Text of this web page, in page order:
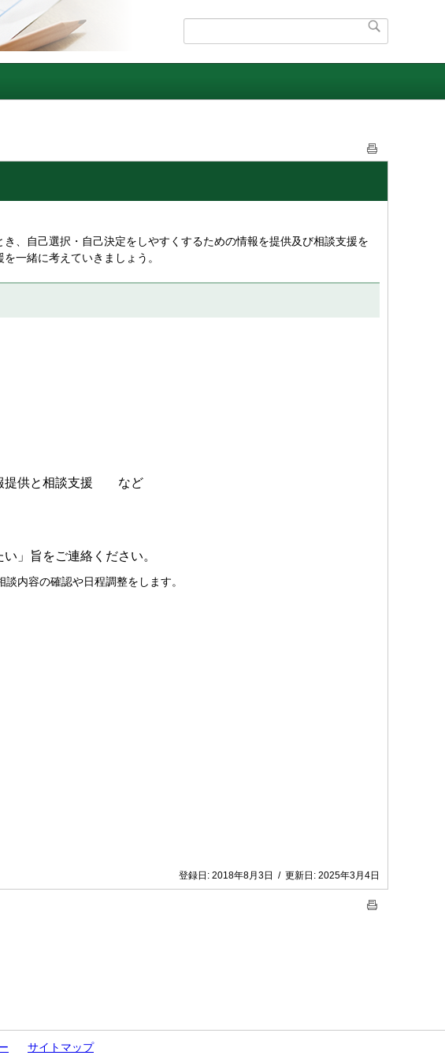
、自己選択・自己決定をしやすくするための情報を提供及び相談支援を
一緒に考えていきましょう。
報提供と相談支援 など
」旨をご連絡ください。
内容の確認や日程調整をします。
登録日: 2018年8月3日 / 更新日: 2025年3月4日
サイトマップ